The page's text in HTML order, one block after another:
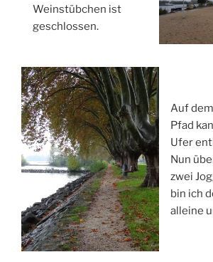
Weinstübchen ist
geschlossen.
Auf
Pfad
Ufer
Nun
zwei
bin ich
alleine